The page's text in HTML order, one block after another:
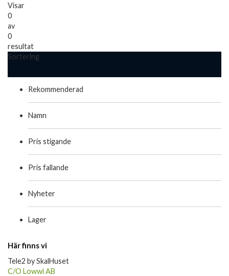
Visar
0
av
0
resultat
Sortering
Rekommenderad
Namn
Pris stigande
Pris fallande
Nyheter
Lager
Här finns vi
Tele2 by SkalHuset
C/O Lowwi AB